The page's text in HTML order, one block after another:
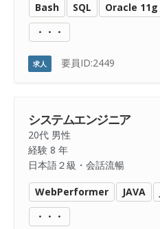
Bash SQL Oracle 11g
・・・
求人 要員ID:2449
システムエンジニア
20代 男性
経験 8 年
日本語２級・会話流暢
WebPerformer JAVA
・・・